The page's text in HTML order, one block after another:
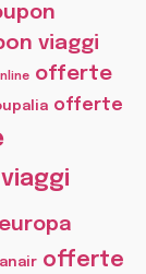
viaggi
offerte
offerte
offerte